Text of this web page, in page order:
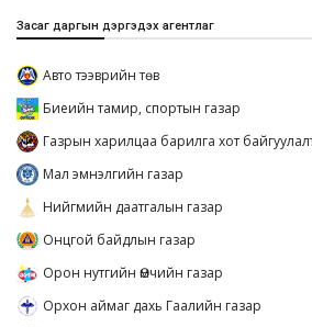
Засаг даргын дэргэдэх агентлаг
Авто тээврийн төв
Биеийн тамир, спортын газар
Газрын харилцаа барилга хот
Мал эмнэлгийн газар
Нийгмийн даатгалын газар
Онцгой байдлын газар
Орон нутгийн Өмчийн газар
Орхон аймаг дахь Гаалийн газар